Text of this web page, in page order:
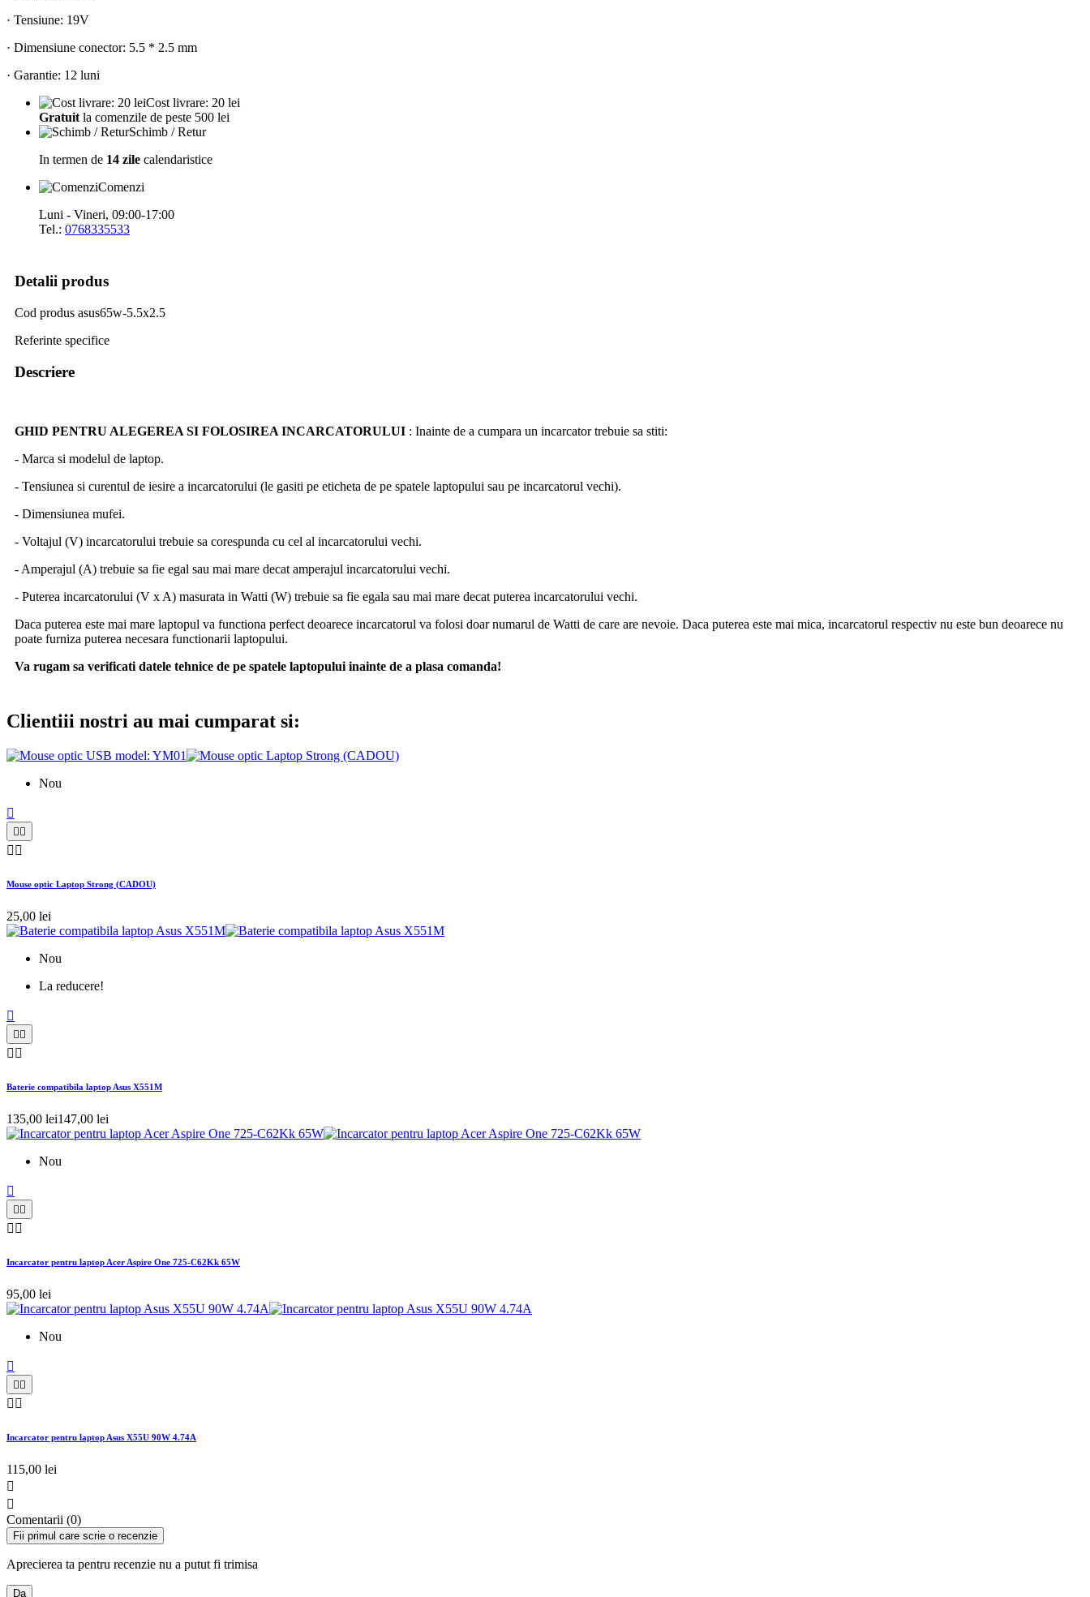
· Tensiune: 19V
· Dimensiune conector: 5.5 * 2.5 mm
· Garantie: 12 luni
Cost livrare: 20 lei
Gratuit la comenzile de peste 500 lei
Schimb / Retur
In termen de 14 zile calendaristice
Comenzi
Luni - Vineri, 09:00-17:00
Tel.: 0768335533
Detalii produs
Cod produs asus65w-5.5x2.5
Referinte specifice
Descriere
GHID PENTRU ALEGEREA SI FOLOSIREA INCARCATORULUI : Inainte de a cumpara un incarcator trebuie sa stiti:
- Marca si modelul de laptop.
- Tensiunea si curentul de iesire a incarcatorului (le gasiti pe eticheta de pe spatele laptopului sau pe incarcatorul vechi).
- Dimensiunea mufei.
- Voltajul (V) incarcatorului trebuie sa corespunda cu cel al incarcatorului vechi.
- Amperajul (A) trebuie sa fie egal sau mai mare decat amperajul incarcatorului vechi.
- Puterea incarcatorului (V x A) masurata in Watti (W) trebuie sa fie egala sau mai mare decat puterea incarcatorului vechi.
Daca puterea este mai mare laptopul va functiona perfect deoarece incarcatorul va folosi doar numarul de Watti de care are nevoie. Daca puterea este mai mica, incarcatorul respectiv nu este bun deoarece nu
poate furniza puterea necesara functionarii laptopului.
Va rugam sa verificati datele tehnice de pe spatele laptopului inainte de a plasa comanda!
Clientiii nostri au mai cumparat si:
Nou

 
 
Mouse optic Laptop Strong (CADOU)
25,00 lei
Nou
La reducere!

 
 
Baterie compatibila laptop Asus X551M
135,00 lei147,00 lei
Nou

 
 
Incarcator pentru laptop Acer Aspire One 725-C62Kk 65W
95,00 lei
Nou

 
 
Incarcator pentru laptop Asus X55U 90W 4.74A
115,00 lei


Comentarii (0)
Fii primul care scrie o recenzie
Aprecierea ta pentru recenzie nu a putut fi trimisa
Da